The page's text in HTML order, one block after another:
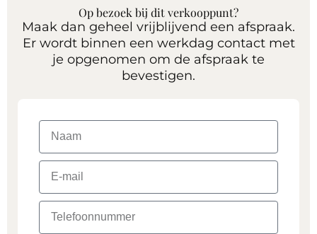
Op bezoek bij dit verkooppunt?
Maak dan geheel vrijblijvend een afspraak.
Er wordt binnen een werkdag contact met
je opgenomen om de afspraak te
bevestigen.